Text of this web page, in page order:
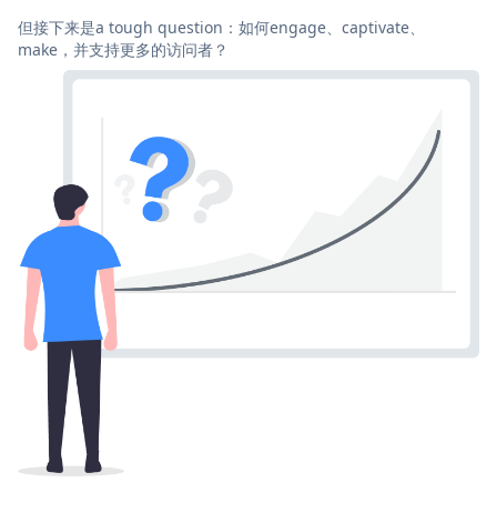
但接下来是a tough question：如何engage、captivate、
make，并支持更多的访问者？